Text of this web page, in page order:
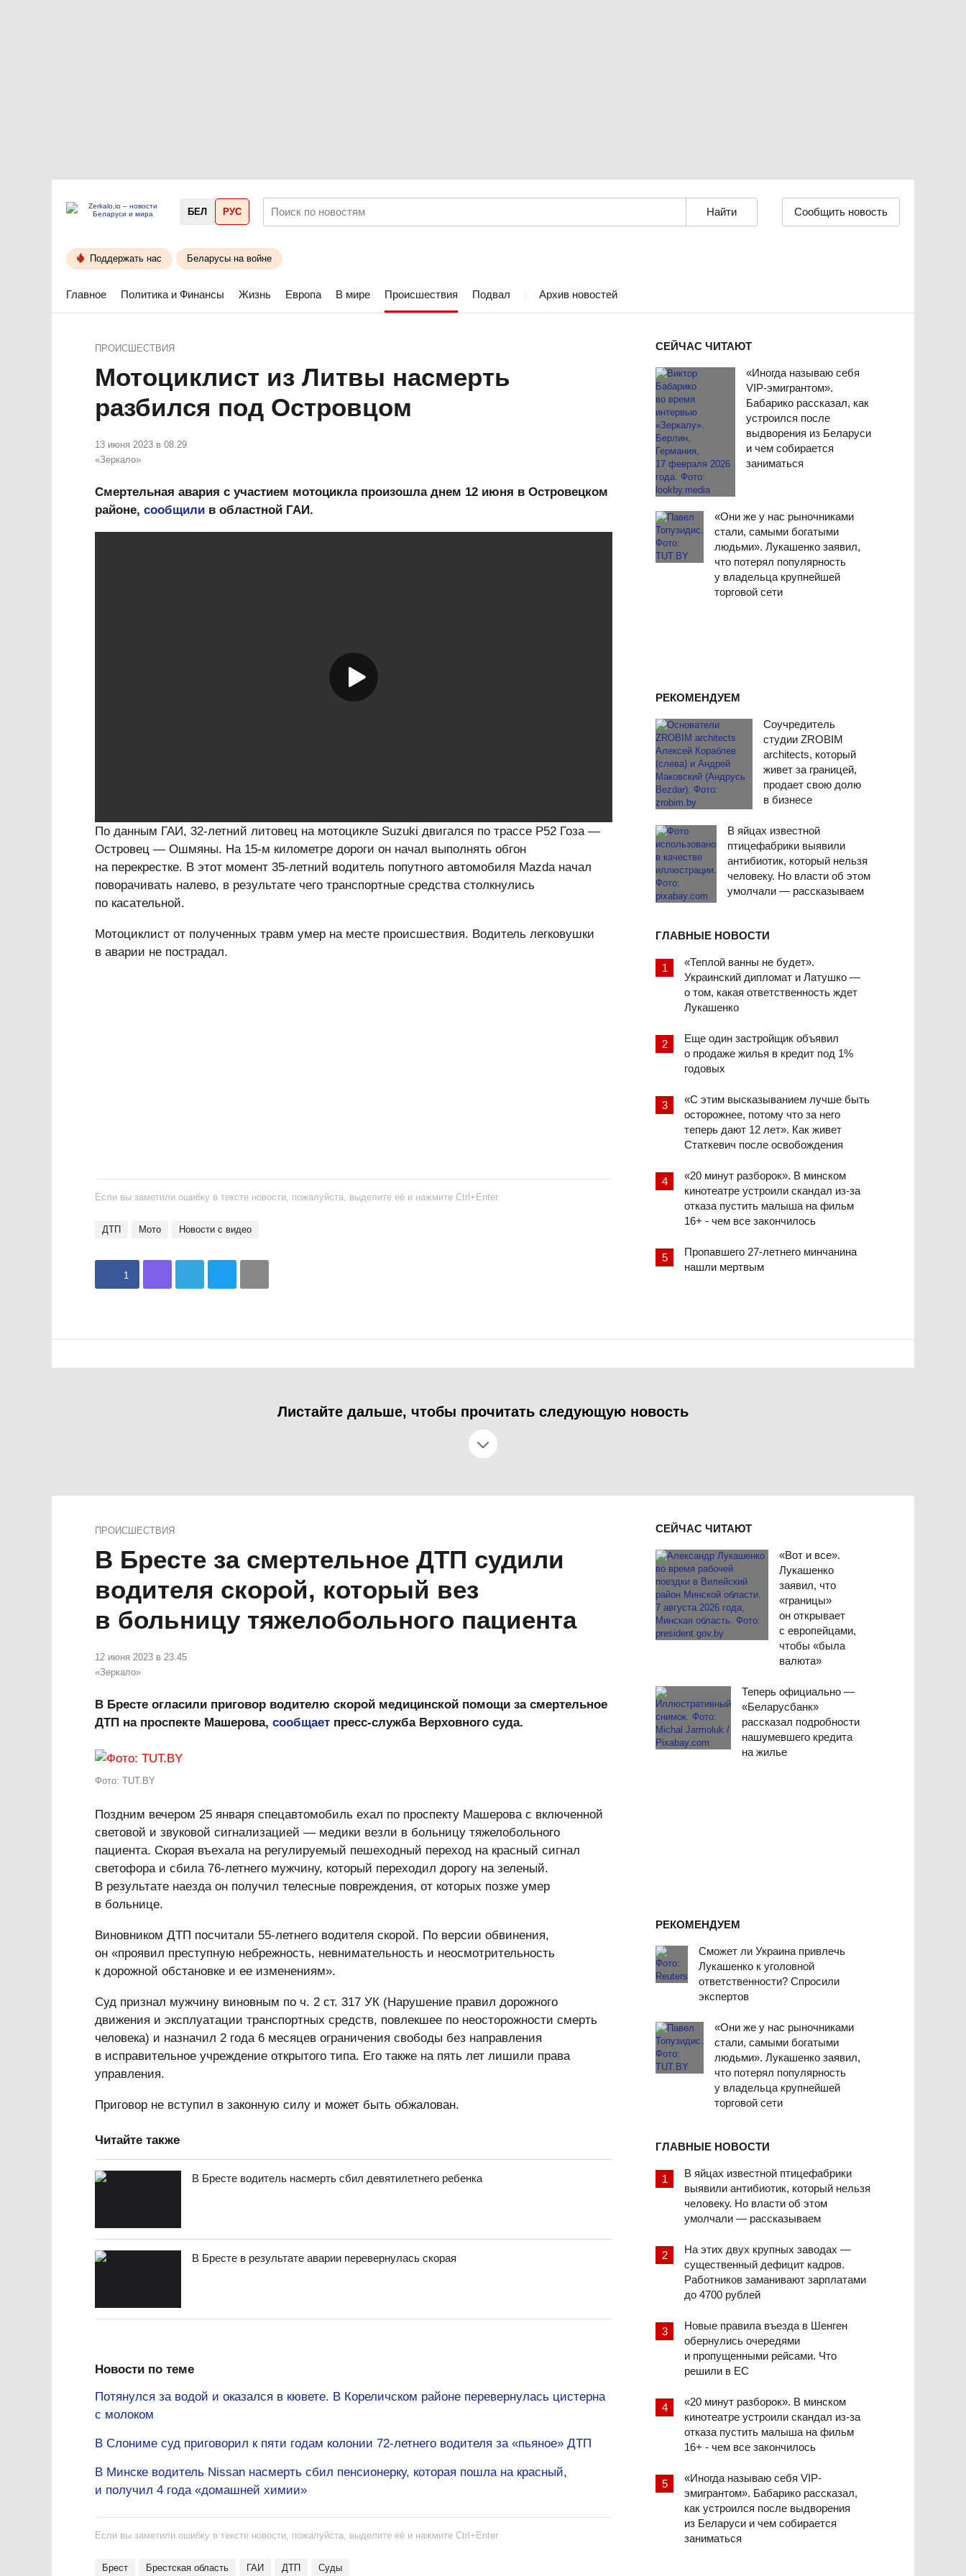
БЕЛ РУС Сообщить новость
Поддержать нас Беларусы на войне
Главное Политика и Финансы Жизнь Европа В мире Происшествия Подвал Архив новостей
СЕЙЧАС ЧИТАЮТ
«Иногда называю себя
VIP-эмигрантом».
Бабарико рассказал, как
устроился после
выдворения из Беларуси
и чем собирается
заниматься
«Они же у нас рыночниками
стали, самыми богатыми
людьми». Лукашенко заявил,
что потерял популярность
у владельца крупнейшей
торговой сети
РЕКОМЕНДУЕМ
Соучредитель
студии ZROBIM
architects, который
живет за границей,
продает свою долю
в бизнесе
В яйцах известной
птицефабрики выявили
антибиотик, который нельзя
человеку. Но власти об этом
умолчали — рассказываем
ГЛАВНЫЕ НОВОСТИ
«Теплой ванны не будет».
Украинский дипломат и Латушко —
о том, какая ответственность ждет
Лукашенко
Еще один застройщик объявил
о продаже жилья в кредит под 1%
годовых
«С этим высказыванием лучше быть
осторожнее, потому что за него
теперь дают 12 лет». Как живет
Статкевич после освобождения
«20 минут разборок». В минском
кинотеатре устроили скандал из-за
отказа пустить малыша на фильм
16+ - чем все закончилось
Пропавшего 27-летнего минчанина
нашли мертвым
ПРОИСШЕСТВИЯ
Мотоциклист из Литвы насмерть
разбился под Островцом
13 июня 2023 в 08.29
«Зеркало»
Смертельная авария с участием мотоцикла произошла днем 12 июня в Островецком
районе, сообщили в областной ГАИ.
По данным ГАИ, 32-летний литовец на мотоцикле Suzuki двигался по трассе Р52 Гоза —
Островец — Ошмяны. На 15-м километре дороги он начал выполнять обгон
на перекрестке. В этот момент 35-летний водитель попутного автомобиля Mazda начал
поворачивать налево, в результате чего транспортные средства столкнулись
по касательной.
Мотоциклист от полученных травм умер на месте происшествия. Водитель легковушки
в аварии не пострадал.
Если вы заметили ошибку в тексте новости, пожалуйста, выделите её и нажмите Ctrl+Enter
ДТП мото Новости с видео
1
Листайте дальше, чтобы прочитать следующую новость